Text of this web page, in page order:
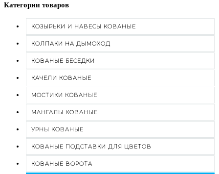
Категории товаров
КОЗЫРЬКИ И НАВЕСЫ КОВАНЫЕ
КОЛПАКИ НА ДЫМОХОД
КОВАНЫЕ БЕСЕДКИ
КАЧЕЛИ КОВАНЫЕ
МОСТИКИ КОВАНЫЕ
МАНГАЛЫ КОВАНЫЕ
УРНЫ КОВАНЫЕ
КОВАНЫЕ ПОДСТАВКИ ДЛЯ ЦВЕТОВ
КОВАНЫЕ ВОРОТА